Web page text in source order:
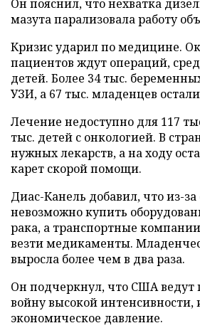
Он пояснил, что нехватка
мазута парализовала работу
Кризис ударил по медицине.
пациентов ждут операций,
детей. Более 34 тыс.
УЗИ, а 67 тыс. младенцев
Лечение недоступно для 117
тыс. детей с онкологией. В
нужных лекарств, а на ходу
карет скорой помощи.
Диас-Канель добавил, что из-
невозможно купить
рака, а транспортные
везти медикаменты.
выросла более чем в два раза.
Он подчеркнул, что США ведут
войну высокой интенсивности,
экономическое давление.